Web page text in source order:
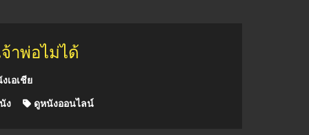
าพ่อไม่ได้
เอเชีย
ง ดูหนังออนไลน์